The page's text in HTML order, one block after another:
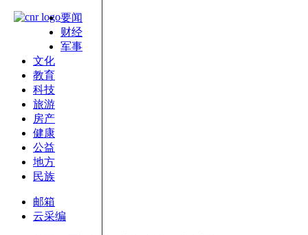
要闻
财经
军事
文化
教育
科技
旅游
房产
健康
公益
地方
民族
邮箱
云采编